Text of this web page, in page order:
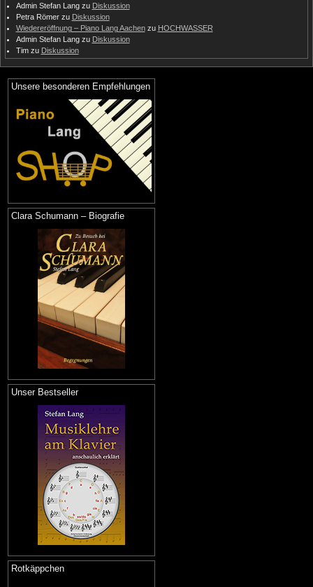
Admin Stefan Langzu Diskussion
Petra Römerzu Diskussion
Wiedereröffnung – Piano Lang Aachenzu HOCHWASSER
Admin Stefan Langzu Diskussion
Timzu Diskussion
Unsere besonderen Empfehlungen
Clara Schumann – Biografie
Unser Bestseller
Rotkäppchen